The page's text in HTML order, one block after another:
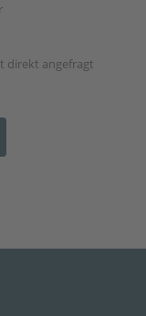
direkt angefragt